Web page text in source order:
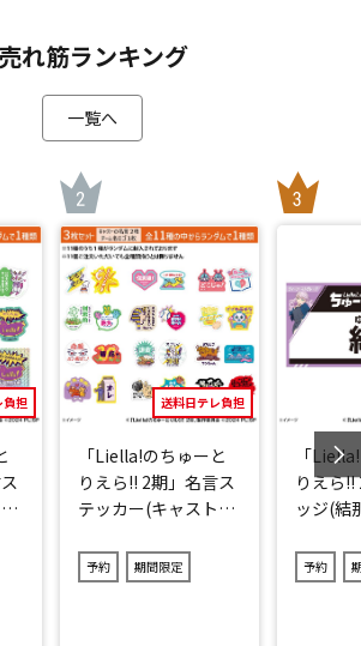
売れ筋ランキング
一覧へ
負担 送料日テレ負担
「Liella!のちゅーと
りえら!! 2期」名言ス
テッカー(キャストve
ム11種)
予約 期間限定
「
りえら
ッジ(結
予約